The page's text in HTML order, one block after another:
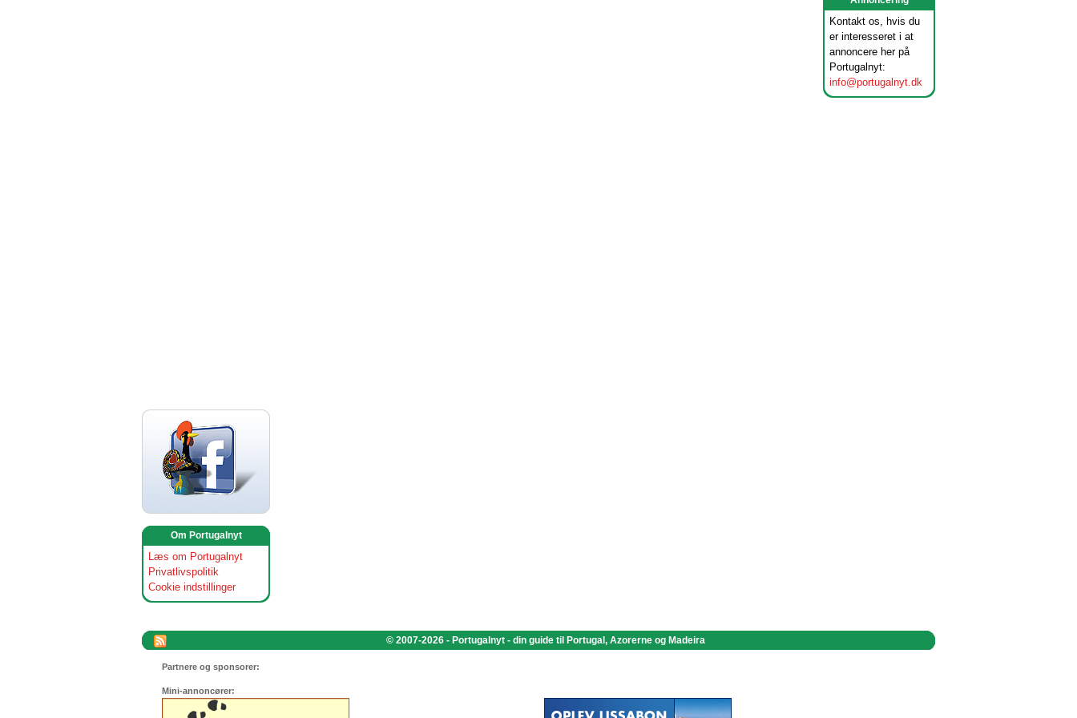
Kontakt os, hvis du
er interesseret i at
annoncere her på
Portugalnyt:
info@portugalnyt.dk
Om Portugalnyt
Læs om Portugalnyt
Privatlivspolitik
Cookie indstillinger
© 2007-2026 - Portugalnyt - din guide til Portugal, Azorerne og Madeira
Partnere og sponsorer:
Mini-annoncører: